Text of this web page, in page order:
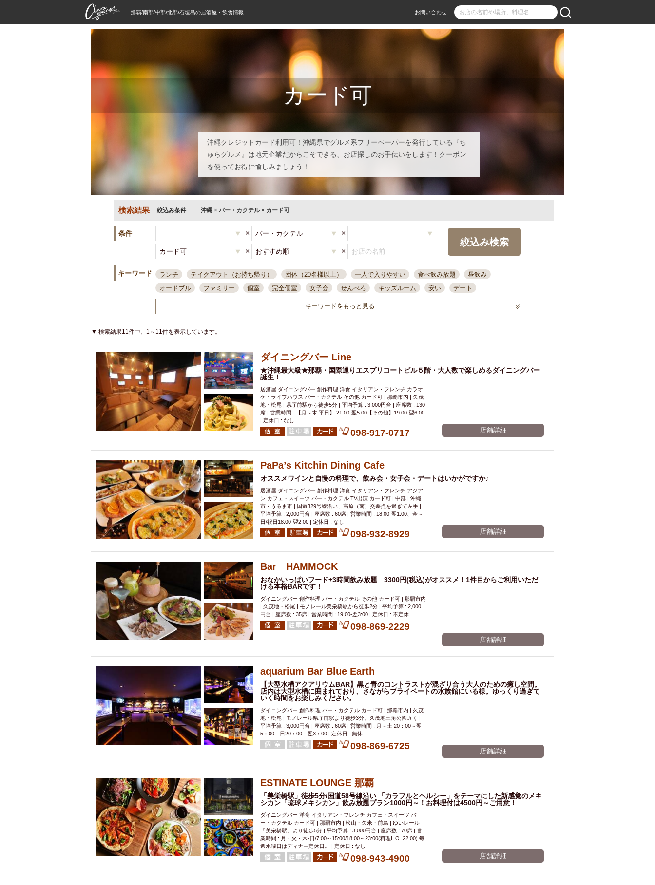
那覇/南部/中部/北部/石垣島の居酒屋・飲食情報 お問い合わせ
カード可
沖縄クレジットカード利用可！沖縄県でグルメ系フリーペーパーを発行している『ち
ゅらグルメ』は地元企業だからこそできる、お店探しのお手伝いをします！クーポン
を使ってお得に愉しみましょう！
検索結果 絞込み条件 沖縄 × バー・カクテル× カード可
条件 × ×
× ×
絞込み検索
キーワード ランチ テイクアウト（お持ち帰り） 団体（20名様以上） 一人で入りやすい 食べ飲み放題
昼飲み
オードブル
ファミリー 個室 完全個室 女子会 せんべろ キッズルーム 安い
デート
一人飲み 誕生日 大人数
接待・会食
ちょい飲み コスパ最高 肉料理 模合 インスタ映え 座敷席 記念日 泡盛
喫煙可
結婚式二次会
朝まで営業
夜10時以降入店可
県産魚 焼鳥 忘年会コース レモンサワー 観光客に人気 大部屋30名
カウンター
大部屋20名 落ち着いた空間 4000円台コース 合コン
カード可
厳選日本酒 鮮魚 大衆酒場 ノンアルコールビール ウィスキー テレビ 飲み会
掘りごたつ
3000円台コース
ピザ 焼酎
アサヒスーパードライ
県庁前駅周辺 大部屋40名 旭橋駅周辺 沖縄料理 スイーツ
大部屋50名以上～
オリオン 海ぶどう パスタ 民謡・生演奏 気軽に一杯
店内全面禁煙
ハッピーアワー
アグー豚 プレミアムモルツ
肉の日 おもろまち駅周辺 オープンテラス マトン・ラム肉
洋食
キリン一番搾り
エビ カレー チャージ無し 牡蠣 夜景・景色◎ 夜12時以降入店可
サプライズ
アレルギー対応可能
牧志駅周辺 ペット同伴 ビアガーデン チーズ
ダイエット中におススメ
沖縄そば 串揚げ バレンタイン 立ち飲み 5000円以上コース 地中海料理
ソファー
激辛料理 石垣牛 アヒージョ アサヒ 割烹 女性専用トイレあり
ファーストフード
スペシャルディナー ホルモン(もつ) 炭火焼 ペイディ（給料日）
スクリーン
スペインバル・イタリアンバール 食べ放題
カニ
カフェ ジビエ 安里駅周辺 アジア・エスニック 熱燗 生け簀
古島駅周辺
ホッピー
焼肉 電気ブラン
サッポロ 昼宴会 山盛、メガ盛り つけ麺 日本そば 冬限定メニュー
市立病院前駅周辺
中華 お好み焼き・もんじゃ
綺麗orお洒落なトイレ
ランチバイキング フルーツハイボール 飲み比べセット 首里駅周辺
クラフトビール
鉄板焼き 幹事様特典 おばんざい チーズタッカルビ 奥武山公園駅周辺
壺川駅周辺
秋限定メニュー 春限定メニュー フレンチ 夏限定メニュー
キーワードをもっと見る
▼ 検索結果11件中、1～11件を表示しています。
ダイニングバー Line
★沖縄最大級★那覇・国際通りエスプリコートビル５階・大人数で楽しめるダイニングバー
誕生！
居酒屋 ダイニングバー 創作料理 洋食 イタリアン・フレンチ カラオ
ケ・ライブハウス バー・カクテル その他 カード可 | 那覇市内 | 久茂
地・松尾 | 県庁前駅から徒歩5分 | 平均予算 : 3,000円台 | 座席数 : 130
席 | 営業時間 : 【月～木 平日】 21:00-翌5:00【その他】19:00-翌6:00
| 定休日 : なし
098-917-0717 店舗詳細
PaPa’s Kitchin Dining Cafe
オススメワインと自慢の料理で、飲み会・女子会・デートはいかがですか♪
居酒屋 ダイニングバー 創作料理 洋食 イタリアン・フレンチ アジア
ン カフェ・スイーツ バー・カクテル TV出演 カード可 | 中部 | 沖縄
市・うるま市 | 国道329号線沿い、高原（南）交差点を過ぎて左手 |
平均予算 : 2,000円台 | 座席数 : 60席 | 営業時間 : 18:00‐翌1:00、金～
日/祝日18:00-翌2:00 | 定休日 : なし
098-932-8929 店舗詳細
Bar HAMMOCK
おなかいっぱいフード+3時間飲み放題 3300円(税込)がオススメ！1件目からご利用いただ
ける本格BARです！
ダイニングバー 創作料理 バー・カクテル その他 カード可 | 那覇市内
| 久茂地・松尾 | モノレール美栄橋駅から徒歩2分 | 平均予算 : 2,000
円台 | 座席数 : 35席 | 営業時間 : 19:00-翌3:00 | 定休日 : 不定休
098-869-2229
店舗詳細
aquarium Bar Blue Earth
【大型水槽アクアリウムBAR】黒と青のコントラストが混ざり合う大人のための癒し空間。
店内は大型水槽に囲まれており、さながらプライベートの水族館にいる様。ゆっくり過ぎて
いく時間をお楽しみください。
ダイニングバー 創作料理 バー・カクテル カード可 | 那覇市内 | 久茂
地・松尾 | モノレール県庁前駅より徒歩3分。久茂地三角公園近く |
平均予算 : 3,000円台 | 座席数 : 60席 | 営業時間 : 月～土 20：00～翌
5：00 日20：00～翌3：00 | 定休日 : 無休
098-869-6725 店舗詳細
ESTINATE LOUNGE 那覇
「美栄橋駅」徒歩5分/国道58号線沿い 「カラフルとヘルシー」をテーマにした新感覚のメキ
シカン「琉球メキシカン」飲み放題プラン1000円～！お料理付は4500円～ご用意！
ダイニングバー 洋食 イタリアン・フレンチ カフェ・スイーツ バ
ー・カクテル カード可 | 那覇市内 | 松山・久米・前島 | ゆいレール
「美栄橋駅」より徒歩5分 | 平均予算 : 3,000円台 | 座席数 : 70席 | 営
業時間 : 月・火・木-日/7:00～15:00/18:00～23:00(料理L.O. 22:00) 毎
週水曜日はディナー定休日。 | 定休日 : なし
098-943-4900 店舗詳細